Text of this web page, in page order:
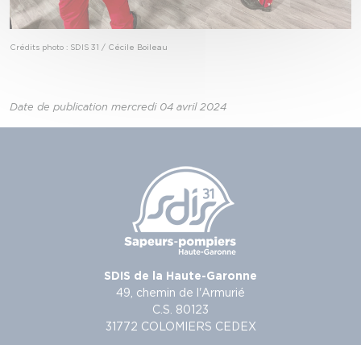
Crédits photo : SDIS 31 / Cécile Boileau
Date de publication mercredi 04 avril 2024
SDIS de la Haute-Garonne
49, chemin de l'Armurié
C.S. 80123
31772 COLOMIERS CEDEX